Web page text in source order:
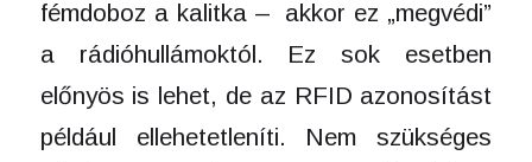
fémdoboz a kalitka – akkor ez „megvédi”
a rádióhullámoktól. Ez sok esetben
előnyös is lehet, de az RFID azonosítást
például ellehetetleníti. Nem szükséges